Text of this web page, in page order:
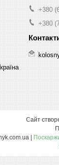
+380
+380
Сайт